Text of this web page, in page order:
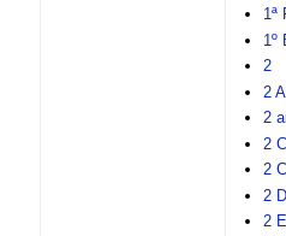
1ª
1º
2
2
2
2
2
2
2